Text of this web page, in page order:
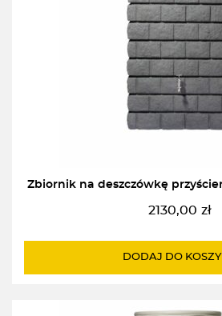
Zbiornik na deszczówkę
2130,00 zł
DODAJ DO